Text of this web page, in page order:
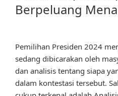
Berpeluang
Pemilihan Presiden 2024
sedang dibicarakan oleh
dan analisis tentang siapa
dalam kontestasi tersebut.